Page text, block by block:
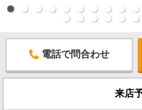
電話で問合わせ
来店